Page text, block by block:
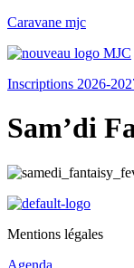
Caravane mjc
Inscriptions 2026-
Sam’di
Mentions légales
Agenda